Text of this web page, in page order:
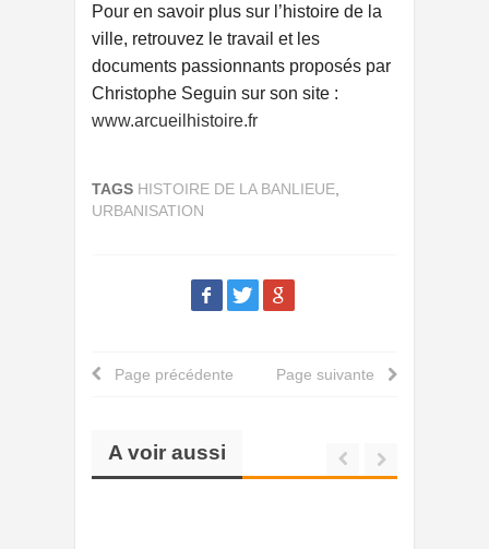
Pour en savoir plus sur l’histoire de la
ville, retrouvez le travail et les
documents passionnants proposés par
Christophe Seguin sur son site :
www.arcueilhistoire.fr
TAGS HISTOIRE DE LA BANLIEUE,
URBANISATION
Page précédente Page suivante
A voir aussi